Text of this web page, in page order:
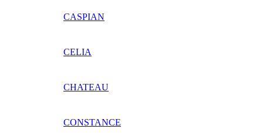
CASPIAN
CELIA
CHATEAU
CONSTANCE